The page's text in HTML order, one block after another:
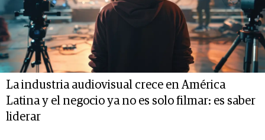
La industria audiovisual crece en América
Latina y el negocio ya no es solo filmar: es saber
liderar